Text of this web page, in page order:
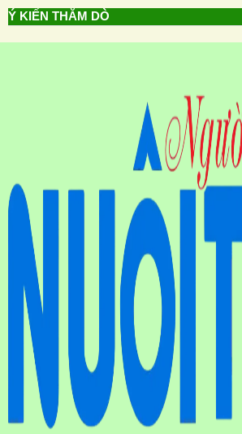
Ý KIẾN THĂM DÒ